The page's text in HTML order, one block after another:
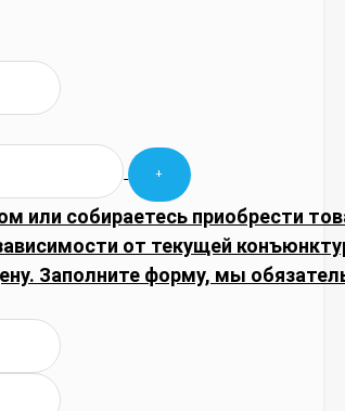
или собираетесь приобрести
от текущей
Заполните форму, мы